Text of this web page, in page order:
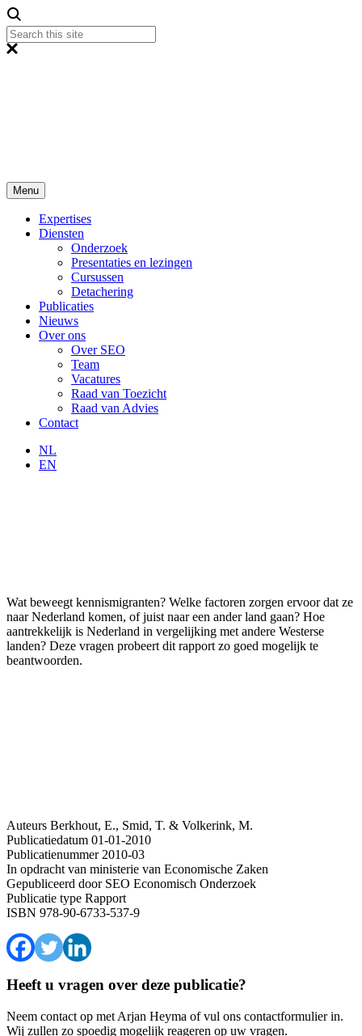
Menu
Expertises
Diensten
Onderzoek
Presentaties en lezingen
Cursussen
Detachering
Publicaties
Nieuws
Over ons
Over SEO
Team
Vacatures
Raad van Toezicht
Raad van Advies
Contact
NL
EN
Wat beweegt kennismigranten? Welke factoren zorgen ervoor dat ze
naar Nederland komen, of juist naar een ander land gaan? Hoe
aantrekkelijk is Nederland in vergelijking met andere Westerse
landen? Deze vragen probeert dit rapport zo goed mogelijk te
beantwoorden.
Auteurs Berkhout, E., Smid, T. & Volkerink, M.
Publicatiedatum 01-01-2010
Publicatienummer2010-03
In opdracht van ministerie van Economische Zaken
Gepubliceerd doorSEO Economisch Onderzoek
Publicatie type Rapport
ISBN 978-90-6733-537-9
Heeft u vragen over deze publicatie?
Neem contact op met Arjan Heyma of vul ons contactformulier in.
Wij zullen zo spoedig mogelijk reageren op uw vragen.